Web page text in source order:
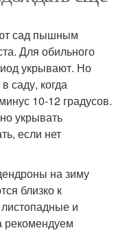
сад пышным
Для обильного
укрывают. Но
саду, когда
10-12 градусов.
укрывать
если нет
на зиму
близко к
и
рекомендуем